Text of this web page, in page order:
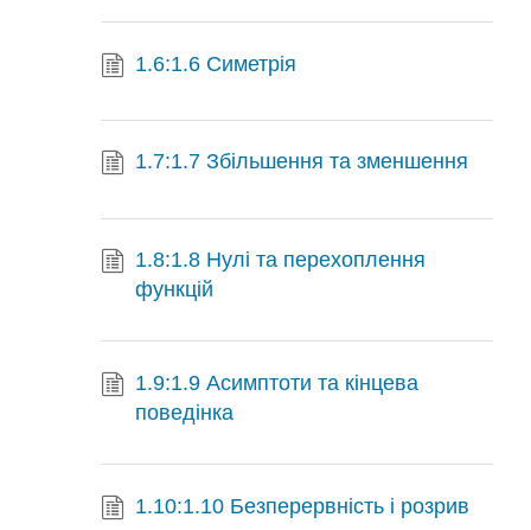
1.6:1.6 Симетрія
1.7:1.7 Збільшення та зменшення
1.8:1.8 Нулі та перехоплення
функцій
1.9:1.9 Асимптоти та кінцева
поведінка
1.10:1.10 Безперервність і розрив